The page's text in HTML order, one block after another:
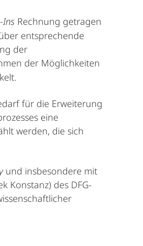
Ins Rechnung getragen
entsprechende
der
der Möglichkeiten
für die Erweiterung
eine
werden, die sich
und insbesondere mit
Konstanz) des DFG-